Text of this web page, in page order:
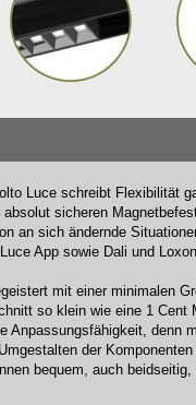
Luce schreibt Flexibilität
sicheren
an sich ändernde
App sowie Dali und
mit einer minimalen
so klein wie eine 1 Cent
Anpassungsfähigkeit, denn
der
bequem, auch